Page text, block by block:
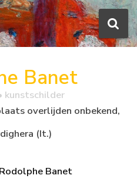
Banet
kunstschilder
overlijden onbekend,
(It.)
Banet